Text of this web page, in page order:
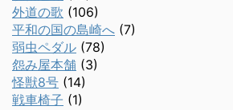
外道の歌 (106)
平和の国の島崎へ (7)
弱虫ペダル (78)
怨み屋本舗 (3)
怪獣8号 (14)
戦車椅子 (1)